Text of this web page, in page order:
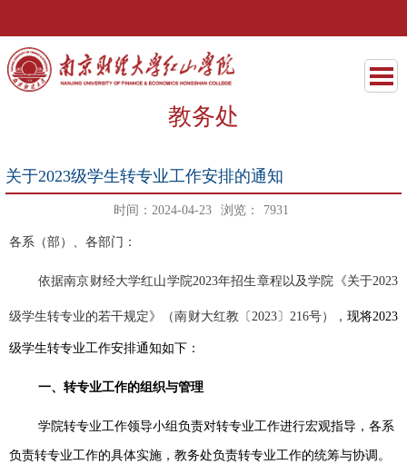
教务处
关于2023级学生转专业工作安排的通知
时间：2024-04-23 浏览： 7931
各系（部）、各部门：
依据南京财经大学红山学院2023年招生章程以及学院《关于2023
级学生转专业的若干规定》（南财大红教〔 2023〕 216号）， 现将2023
级学生转专业工作安排通知如下：
一、转专业工作的组织与管理
学院转专业工作领导小组负责对转专业工作进行宏观指导，各系
负责转专业工作的具体实施，教务处负责转专业工作的统筹与协调。